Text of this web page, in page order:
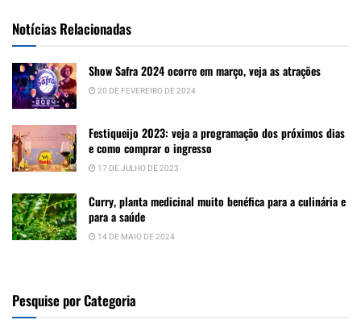
Notícias Relacionadas
Show Safra 2024 ocorre em março, veja as atrações
20 DE FEVEREIRO DE 2024
Festiqueijo 2023: veja a programação dos próximos dias
e como comprar o ingresso
17 DE JULHO DE 2023
Curry, planta medicinal muito benéfica para a culinária e
para a saúde
14 DE MAIO DE 2024
Pesquise por Categoria